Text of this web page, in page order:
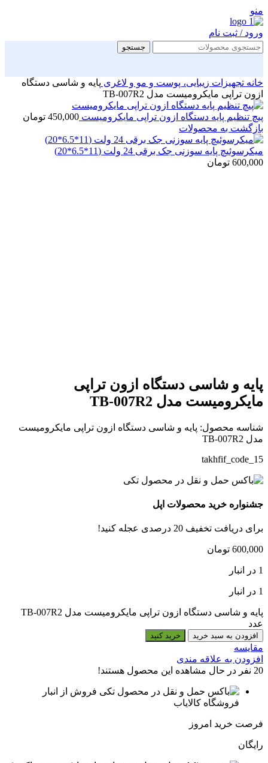
منو
ورود / ثبت نام
جستجو
خانه تجهیزات زیبایی، پوست و مو و لاغری پایه و شاسی دستگاه
ازون تراپی مایکرومیست مدل TB-007R2
پیچ تنظیم پایه دستگاه ازون تراپی مایکرومیست 450,000 تومان
بازگشت به محصولات
میکرسوئیچ پایه سوزنی جک برقی 24 ولت (11*6.5*20)
600,000 تومان
پایه و شاسی دستگاه ازون تراپی
مایکرومیست مدل TB-007R2
شناسه محصول: پایه و شاسی دستگاه ازون تراپی مایکرومیست
مدل TB-007R2
takhfif_code_15
جشنواره خرید محصولات اپل
برای دریافت تخفیف 20 درصدی عجله کنید!
600,000 تومان
1 در انبار
1 در انبار
پایه و شاسی دستگاه ازون تراپی مایکرومیست مدل TB-007R2
عدد
افزودن به سبد خرید خرید کنید
مقایسه
افزودن به علاقه مندی
20 نفر در حال مشاهده این محصول هستند!
فروش از انبار
فروشگاه کالایاب
فرصت خرید امروز
رایگان